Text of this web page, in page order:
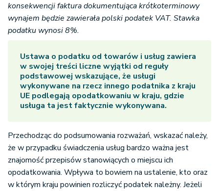
konsekwencji faktura dokumentująca krótkoterminowy
wynajem będzie zawierała polski podatek VAT. Stawka
podatku wynosi 8%.
Ustawa o podatku od towarów i usług zawiera
w swojej treści liczne wyjątki od reguły
podstawowej wskazujące, że usługi
wykonywane na rzecz innego podatnika z kraju
UE podlegają opodatkowaniu w kraju, gdzie
usługa ta jest faktycznie wykonywana.
Przechodząc do podsumowania rozważań, wskazać należy,
że w przypadku świadczenia usług bardzo ważna jest
znajomość przepisów stanowiących o miejscu ich
opodatkowania. Wpływa to bowiem na ustalenie, kto oraz
w którym kraju powinien rozliczyć podatek należny. Jeżeli